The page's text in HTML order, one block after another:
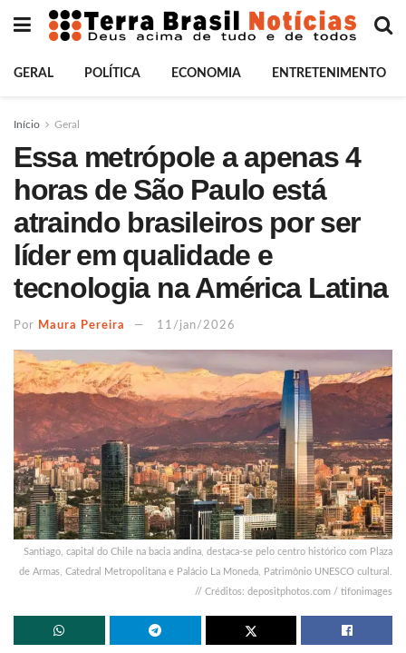
GERAL POLÍTICA ECONOMIA ENTRETENIMENTO
Início Geral
Essa metrópole a apenas 4
horas de São Paulo está
atraindo brasileiros por ser
líder em qualidade e
tecnologia na América Latina
Por Maura Pereira 11/jan/2026
Santiago, capital do Chile na bacia andina, destaca-se pelo centro histórico com Plaza
de Armas, Catedral Metropolitana e Palácio La Moneda, Patrimônio UNESCO cultural.
// Créditos: depositphotos.com / tifonimages